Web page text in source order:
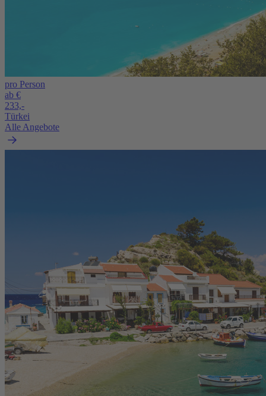
pro Person
ab €
233,-
Türkei
Alle Angebote